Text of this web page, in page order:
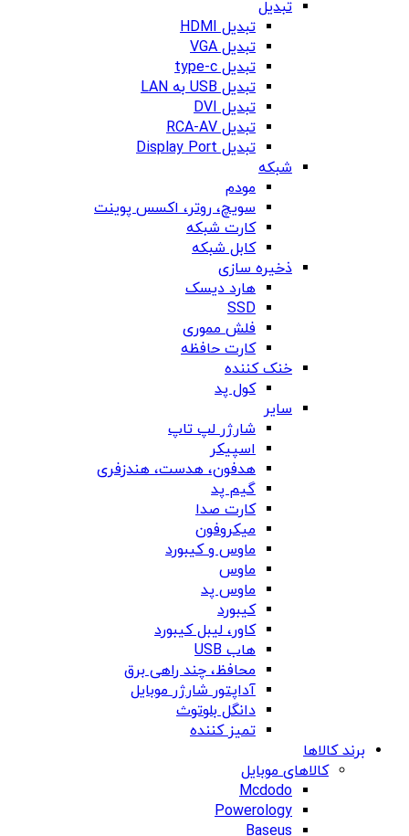
تبدیل
تبدیل HDMI
تبدیل VGA
تبدیل type-c
تبدیل USB به LAN
تبدیل DVI
تبدیل RCA-AV
تبدیل Display Port
شبکه
مودم
سویچ، روتر، اکسس پوینت
کارت شبکه
کابل شبکه
ذخیره سازی
هارد دیسک
SSD
فلش مموری
کارت حافظه
خنک کننده
کول پد
سایر
شارژر لپ تاپ
اسپیکر
هدفون، هدست، هندزفری
گیم پد
کارت صدا
میکروفون
ماوس و کیبورد
ماوس
ماوس پد
کیبورد
کاور، لیبل کیبورد
هاب USB
محافظ، چند راهی برق
آداپتور شارژر موبایل
دانگل بلوتوث
تمیز کننده
برند کالاها
کالاهای موبایل
Mcdodo
Powerology
Baseus